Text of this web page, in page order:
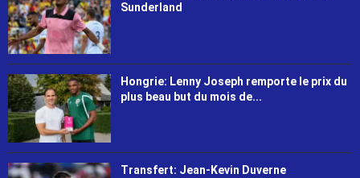
Sunderland
Hongrie: Lenny Joseph remporte le prix du
plus beau but du mois de...
Transfert: Jean-Kevin Duverne